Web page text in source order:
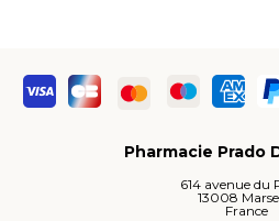
Pharmacie Prado
614 avenue du
13008
France